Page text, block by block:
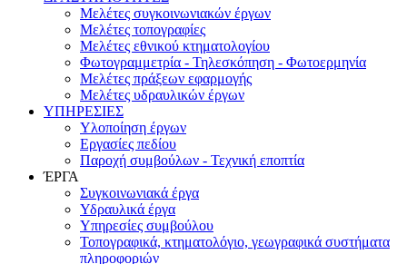
Μελέτες συγκοινωνιακών έργων
Μελέτες τοπογραφίες
Μελέτες εθνικού κτηματολογίου
Φωτογραμμετρία - Τηλεσκόπηση - Φωτοερμηνία
Μελέτες πράξεων εφαρμογής
Μελέτες υδραυλικών έργων
ΥΠΗΡΕΣΙΕΣ
Υλοποίηση έργων
Εργασίες πεδίου
Παροχή συμβούλων - Τεχνική εποπτία
ΈΡΓΑ
Συγκοινωνιακά έργα
Υδραυλικά έργα
Υπηρεσίες συμβούλου
Τοπογραφικά, κτηματολόγιο, γεωγραφικά συστήματα
πληροφοριών